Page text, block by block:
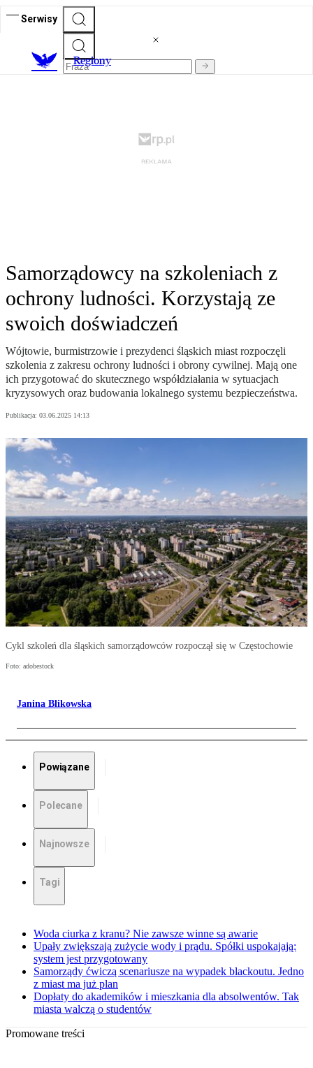
Serwisy
Regiony
Samorządowcy na szkoleniach z
ochrony ludności. Korzystają ze
swoich doświadczeń
Wójtowie, burmistrzowie i prezydenci śląskich miast rozpoczęli
szkolenia z zakresu ochrony ludności i obrony cywilnej. Mają one
ich przygotować do skutecznego współdziałania w sytuacjach
kryzysowych oraz budowania lokalnego systemu bezpieczeństwa.
Publikacja: 03.06.2025 14:13
Cykl szkoleń dla śląskich samorządowców rozpoczął się w Częstochowie
Foto: adobestock
Janina Blikowska
Powiązane
Polecane
Najnowsze
Tagi
Woda ciurka z kranu? Nie zawsze winne są awarie
Upały zwiększają zużycie wody i prądu. Spółki uspokajają:
system jest przygotowany
Samorządy ćwiczą scenariusze na wypadek blackoutu. Jedno
z miast ma już plan
Dopłaty do akademików i mieszkania dla absolwentów. Tak
miasta walczą o studentów
Promowane treści